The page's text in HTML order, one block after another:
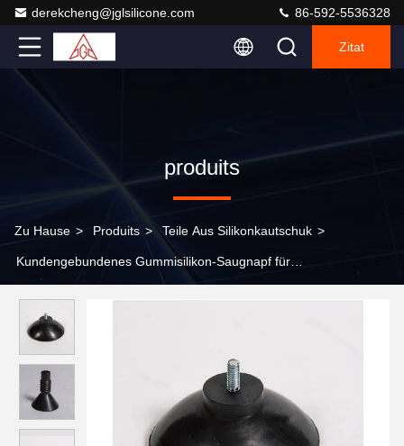
derekcheng@jglsilicone.com 86-592-5536328
Zitat
produits
Zu Hause > Produits > Teile Aus Silikonkautschuk >
Kundengebundenes Gummisilikon-Saugnapf für